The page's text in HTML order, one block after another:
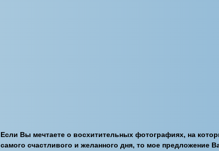
Если Вы мечтаете о восхитительных фотографиях, на
самого счастливого и желанного дня, то мое предложение